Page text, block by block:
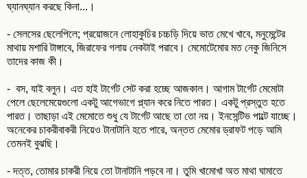
ঘ্যানঘ্যান করছে কিনা...।
- সেলসের ছেলেপিলে; প্রয়োজনে লোহাকুচির চচ্চড়ি দিয়ে ভাত মেখে খাবে, মনুমেন্টের
মাথায় মশারি টাঙ্গাবে, জিরাফের গলায় নেকটাই পরাবে। মেমোটেমোর মত নেকু জিনিসে
তাদের কাজ কী।
- বস, যাই বলুন। এত হাই টার্গেট সেট করা হচ্ছে আজকাল। আগাম টার্গেট মেমোটা
পেলে ছেলেমেয়েগুলো একটু আগেভাগে প্ল্যান করে নিতে পারত। একটু প্রস্তুত হতে
পারত। তাছাড়া এই মেমোতে শুধু যে টার্গেট আছে তা তো নয়। ইনসেন্টিভ পাল্টে যাচ্ছে।
অনেকের চাকরীবাকরী নিয়েও টানাটানি হতে পারে, অন্তত মেমোর ড্রাফট পড়ে আমি
তেমনই বুঝছি।
- দত্ত, তোমার চাকরী নিয়ে তো টানাটানি পড়বে না। তুমি খামোখা অত মাথা ঘামাতে